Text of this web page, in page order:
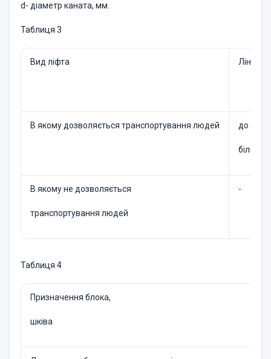
d- діаметр каната, мм.
Таблиця 3
Вид ліфта
В якому дозволяється транспортування людей до 1,6
більше
В якому не дозволяється
транспортування людей
-
Таблиця 4
Призначення блока,
шківа